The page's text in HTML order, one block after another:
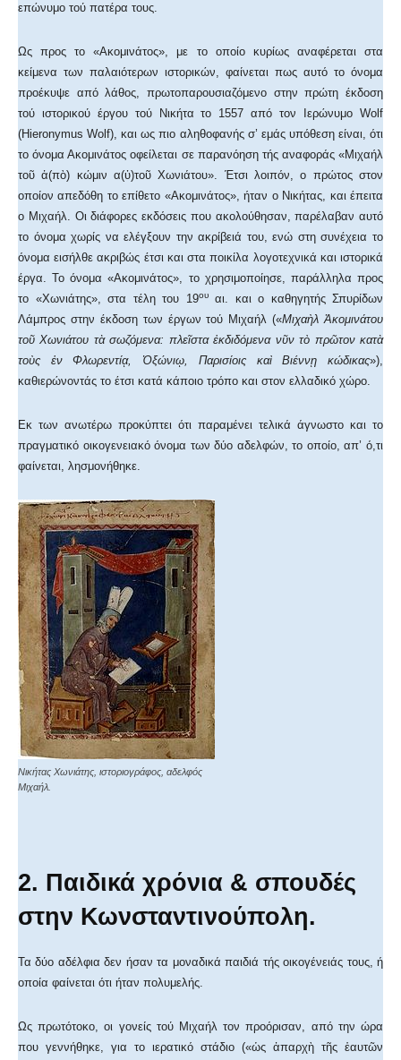
επώνυμο τού πατέρα τους.
Ως προς το «Ακομινάτος», με το οποίο κυρίως αναφέρεται στα
κείμενα των παλαιότερων ιστορικών, φαίνεται πως αυτό το όνομα
προέκυψε από λάθος, πρωτοπαρουσιαζόμενο στην πρώτη έκδοση
τού ιστορικού έργου τού Νικήτα το 1557 από τον Ιερώνυμο Wolf
(Hieronymus Wolf), και ως πιο αληθοφανής σ’ εμάς υπόθεση είναι, ότι
το όνομα Ακομινάτος οφείλεται σε παρανόηση τής αναφοράς «Μιχαήλ
τοῦ ἀ(πὸ) κώμιν α(ὐ)τοῦ Χωνιάτου». Έτσι λοιπόν, ο πρώτος στον
οποίον απεδόθη το επίθετο «Ακομινάτος», ήταν ο Νικήτας, και έπειτα
ο Μιχαήλ. Οι διάφορες εκδόσεις που ακολούθησαν, παρέλαβαν αυτό
το όνομα χωρίς να ελέγξουν την ακρίβειά του, ενώ στη συνέχεια το
όνομα εισήλθε ακριβώς έτσι και στα ποικίλα λογοτεχνικά και ιστορικά
έργα. Το όνομα «Ακομινάτος», το χρησιμοποίησε, παράλληλα προς
το «Χωνιάτης», στα τέλη του 19ουαι. και ο καθηγητής Σπυρίδων
Λάμπρος στην έκδοση των έργων τού Μιχαήλ («Μιχαὴλ Ἀκομινάτου
τοῦ Χωνιάτου τὰ σωζόμενα: πλεῖστα ἐκδιδόμενα νῦν τὸ πρῶτον κατὰ
τοὺς ἐν Φλωρεντίᾳ, Ὀξώνιῳ, Παρισίοις καὶ Βιέννῃ κώδικας»),
καθιερώνοντάς το έτσι κατά κάποιο τρόπο και στον ελλαδικό χώρο.
Εκ των ανωτέρω προκύπτει ότι παραμένει τελικά άγνωστο και το
πραγματικό οικογενειακό όνομα των δύο αδελφών, το οποίο, απ’ ό,τι
φαίνεται, λησμονήθηκε.
Νικήτας Χωνιάτης, ιστοριογράφος, αδελφός
Μιχαήλ.
2. Παιδικά χρόνια & σπουδές
στην Κωνσταντινούπολη.
Τα δύο αδέλφια δεν ήσαν τα μοναδικά παιδιά τής οικογένειάς τους, ή
οποία φαίνεται ότι ήταν πολυμελής.
Ως πρωτότοκο, οι γονείς τού Μιχαήλ τον προόρισαν, από την ώρα
που γεννήθηκε, για το ιερατικό στάδιο («ὡς ἀπαρχὴ τῆς ἑαυτῶν